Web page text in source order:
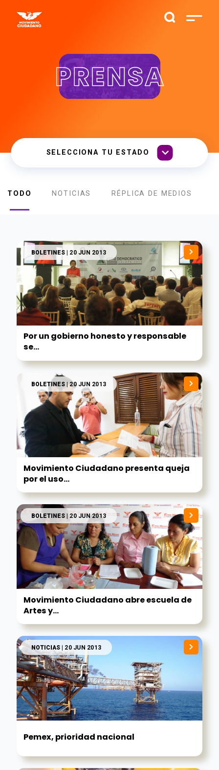
PRENSA
TODO NOTICIAS RÉPLICA DE MEDIOS
BOLETINES| 20 JUN 2013
Por un gobierno honesto y responsable
se...
BOLETINES| 20 JUN 2013
Movimiento Ciudadano presenta queja
por el uso...
BOLETINES| 20 JUN 2013
Movimiento Ciudadano abre escuela de
Artes y...
NOTICIAS| 20 JUN 2013
Pemex, prioridad nacional